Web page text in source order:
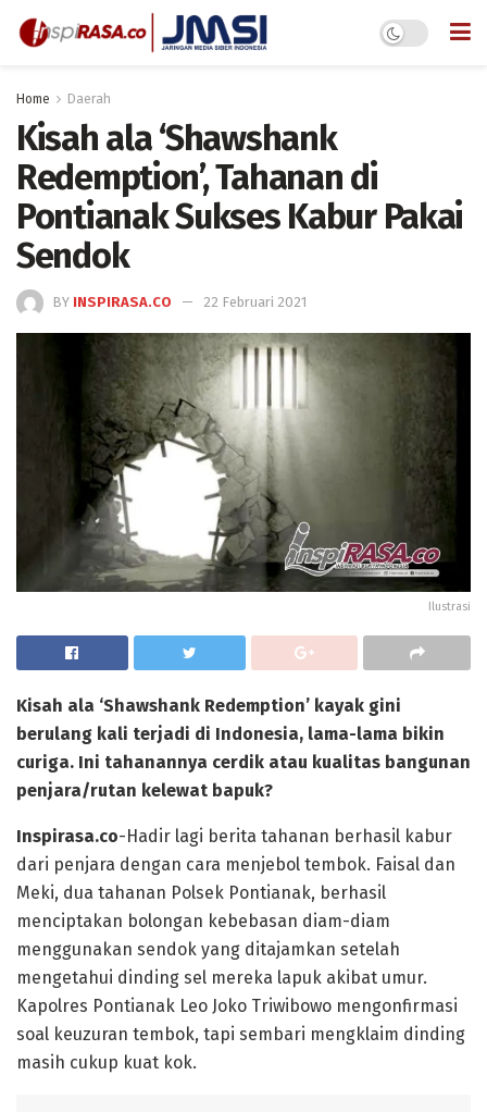
Home Daerah
Kisah ala ‘Shawshank
Redemption’, Tahanan di
Pontianak Sukses Kabur Pakai
Sendok
BY INSPIRASA.CO 22 Februari 2021
Ilustrasi
Kisah ala ‘Shawshank Redemption’ kayak gini
berulang kali terjadi di Indonesia, lama-lama bikin
curiga. Ini tahanannya cerdik atau kualitas bangunan
penjara/rutan kelewat bapuk?
Inspirasa.co-Hadir lagi berita tahanan berhasil kabur
dari penjara dengan cara menjebol tembok. Faisal dan
Meki, dua tahanan Polsek Pontianak, berhasil
menciptakan bolongan kebebasan diam-diam
menggunakan sendok yang ditajamkan setelah
mengetahui dinding sel mereka lapuk akibat umur.
Kapolres Pontianak Leo Joko Triwibowo mengonfirmasi
soal keuzuran tembok, tapi sembari mengklaim dinding
masih cukup kuat kok.